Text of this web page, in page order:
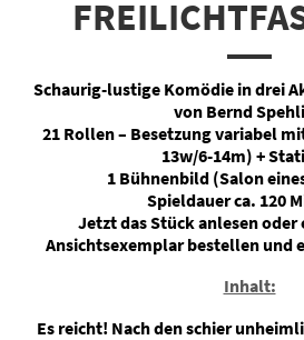
Schaurig-lustige Komödie in drei
von Bernd
21 Rollen – Besetzung variabel
13w/6-14m) +
1 Bühnenbild (Salon
Spieldauer ca. 120
Jetzt das Stück anlesen
Ansichtsexemplar bestellen und
Inhalt:
Es reicht! Nach den schier